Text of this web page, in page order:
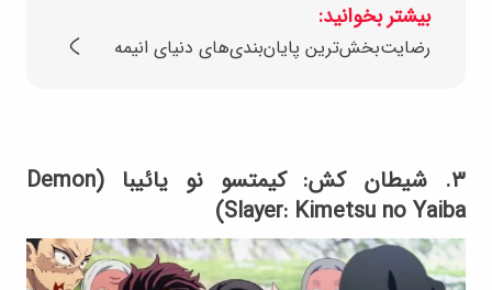
بیشتر بخوانید:
رضایت‌بخش‌ترین پایان‌بندی‌های دنیای انیمه
۳. شیطان کش: کیمتسو نو یائیبا (Demon
Slayer: Kimetsu no Yaiba)